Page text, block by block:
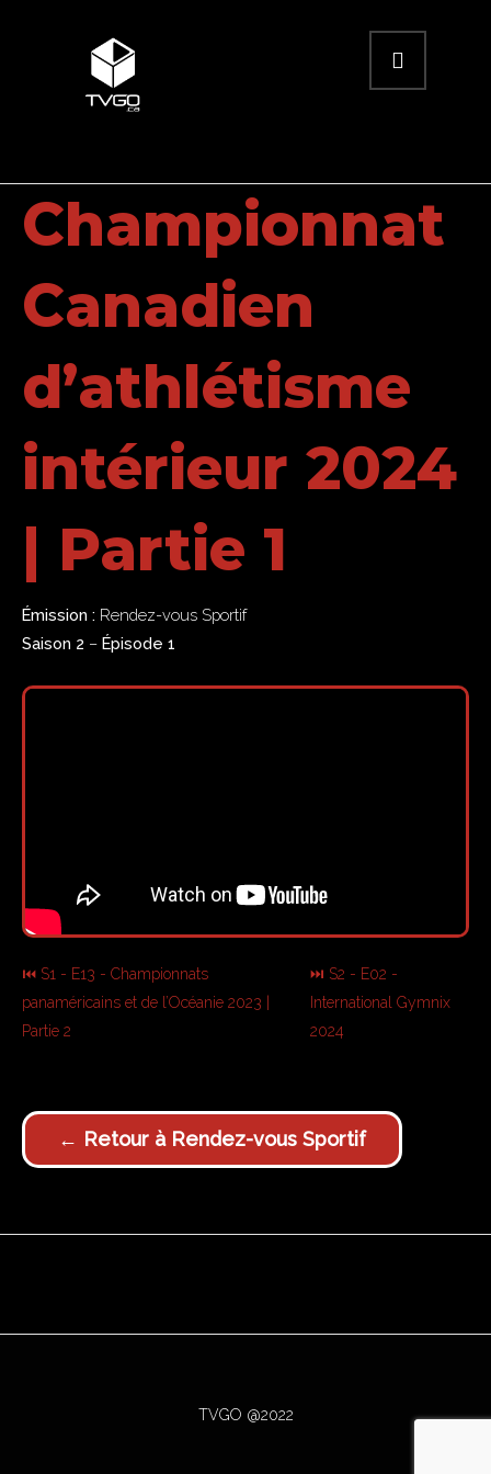
Championnat
Canadien
d’athlétisme
intérieur 2024
| Partie 1
Émission : Rendez-vous Sportif
Saison 2 – Épisode 1
⏮ S1 - E13 - Championnats
panaméricains et de l’Océanie 2023 |
Partie 2
⏭ S2 - E02 -
International Gymnix
2024
← Retour à Rendez-vous Sportif
TVGO @2022